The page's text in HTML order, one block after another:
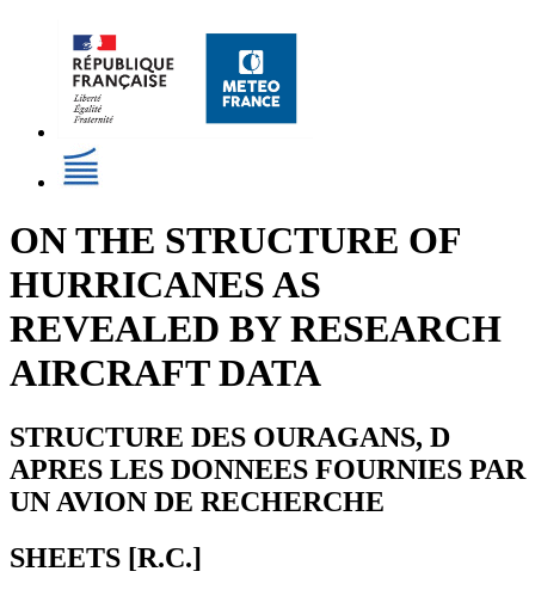
ON THE STRUCTURE OF
HURRICANES AS
REVEALED BY RESEARCH
AIRCRAFT DATA
STRUCTURE DES OURAGANS, D
APRES LES DONNEES FOURNIES PAR
UN AVION DE RECHERCHE
SHEETS [R.C.]